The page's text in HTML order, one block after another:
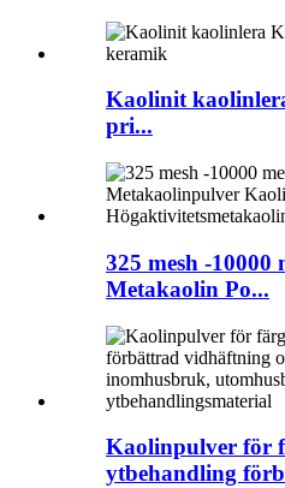
Kaolinit
pri...
325 mesh -10000
Metakaolin Po...
Kaolinpulver för
ytbehandling